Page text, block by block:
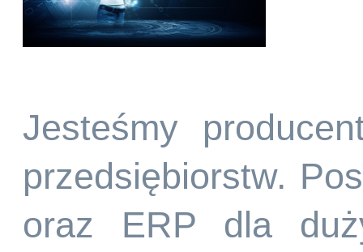
Jesteśmy
przedsiębiorstw.
oraz ERP dla